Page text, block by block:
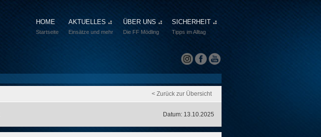
HOME
Startseite
AKTUELLES
Einsätze und mehr
ÜBER UNS
Die FF Mödling
SICHERHEIT
Tipps im Alltag
< Zurück zur Übersicht
Datum: 13.10.2025